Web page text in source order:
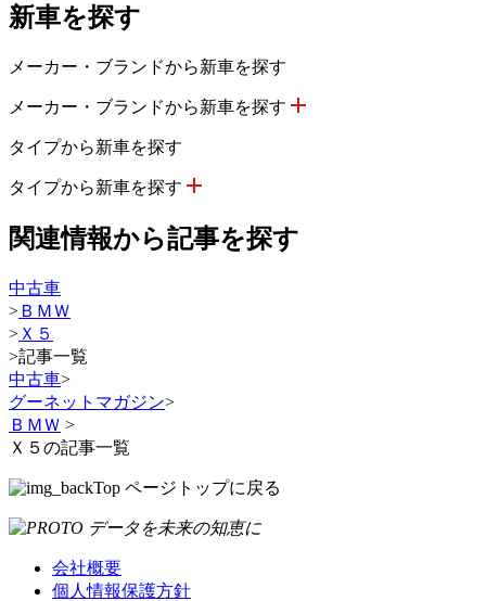
新車を探す
メーカー・ブランドから新車を探す
メーカー・ブランドから新車を探す
タイプから新車を探す
タイプから新車を探す
関連情報から記事を探す
中古車
> ＢＭＷ
> Ｘ５
>記事一覧
中古車>
グーネットマガジン>
ＢＭＷ >
Ｘ５の記事一覧
ページトップに戻る
会社概要
個人情報保護方針